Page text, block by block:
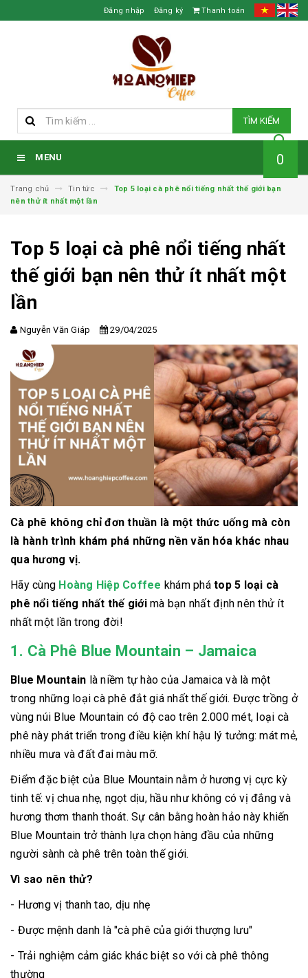
Đăng nhập Đăng ký Thanh toán
TÌM KIẾM
MENU 0
Trang chủ Tin tức
Top 5 loại cà phê nổi tiếng nhất thế giới bạn
nên thử ít nhất một lần
Top 5 loại cà phê nổi tiếng nhất
thế giới bạn nên thử ít nhất một
lần
Nguyễn Văn Giáp 29/04/2025
Cà phê không chỉ đơn thuần là một thức uống mà còn
là hành trình khám phá những nền văn hóa khác nhau
qua hương vị.
Hãy cùng Hoàng Hiệp Coffee khám phá top 5 loại cà
phê nổi tiếng nhất thế giớimà bạn nhất định nên thử ít
nhất một lần trong đời!
1. Cà Phê Blue Mountain – Jamaica
Blue Mountain là niềm tự hào của Jamaica và là một
trong những loại cà phê đắt giá nhất thế giới. Được trồng ở
vùng núi Blue Mountain có độ cao trên 2.000 mét, loại cà
phê này phát triển trong điều kiện khí hậu lý tưởng: mát mẻ,
nhiều mưa và đất đai màu mỡ.
Điểm đặc biệt của Blue Mountain nằm ở hương vị cực kỳ
tinh tế: vị chua nhẹ, ngọt dịu, hầu như không có vị đắng và
hương thơm thanh thoát. Sự cân bằng hoàn hảo này khiến
Blue Mountain trở thành lựa chọn hàng đầu của những
người sành cà phê trên toàn thế giới.
Vì sao nên thử?
- Hương vị thanh tao, dịu nhẹ
- Được mệnh danh là "cà phê của giới thượng lưu"
- Trải nghiệm cảm giác khác biệt so với cà phê thông
thường